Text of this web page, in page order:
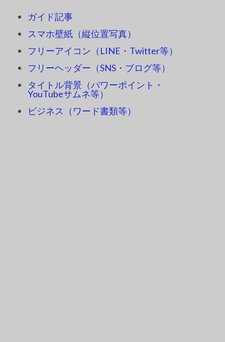
ガイド記事
スマホ壁紙（縦位置写真）
フリーアイコン（LINE・Twitter等）
フリーヘッダー（SNS・ブログ等）
タイトル背景（パワーポイント・
YouTubeサムネ等）
ビジネス（ワード書類等）